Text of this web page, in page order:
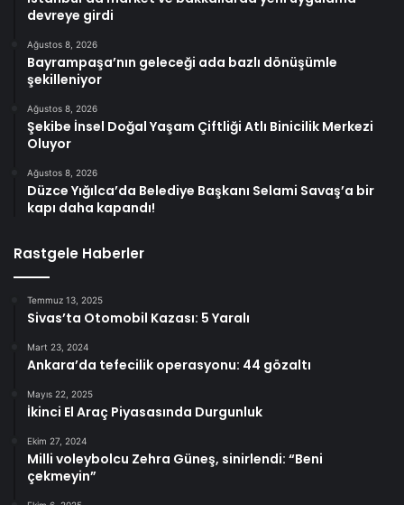
devreye girdi
Ağustos 8, 2026
Bayrampaşa’nın geleceği ada bazlı dönüşümle
şekilleniyor
Ağustos 8, 2026
Şekibe İnsel Doğal Yaşam Çiftliği Atlı Binicilik Merkezi
Oluyor
Ağustos 8, 2026
Düzce Yığılca’da Belediye Başkanı Selami Savaş’a bir
kapı daha kapandı!
Rastgele Haberler
Temmuz 13, 2025
Sivas’ta Otomobil Kazası: 5 Yaralı
Mart 23, 2024
Ankara’da tefecilik operasyonu: 44 gözaltı
Mayıs 22, 2025
İkinci El Araç Piyasasında Durgunluk
Ekim 27, 2024
Milli voleybolcu Zehra Güneş, sinirlendi: “Beni
çekmeyin”